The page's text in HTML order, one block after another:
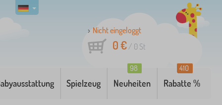
Nicht eingeloggt
0 €/ 0 St
Spielzeug Neuheiten
98
Rabatte %
410